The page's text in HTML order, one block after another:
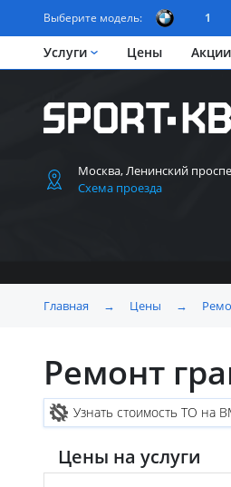
Выберите модель: 1
Услуги Цены Акции
Москва, Ленинский
Схема проезда
Главная → Цены →
Ремонт
Узнать стоимость ТО на
Цены на услуги